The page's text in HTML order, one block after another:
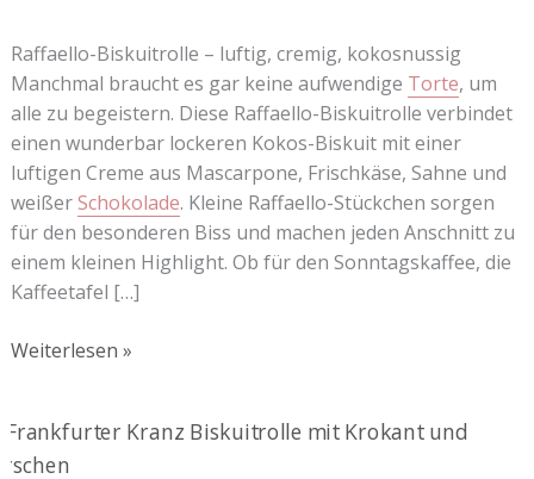
Raffaello-Biskuitrolle – luftig, cremig, kokosnussig
Manchmal braucht es gar keine aufwendige Torte, um
alle zu begeistern. Diese Raffaello-Biskuitrolle verbindet
einen wunderbar lockeren Kokos-Biskuit mit einer
luftigen Creme aus Mascarpone, Frischkäse, Sahne und
weißerSchokolade. Kleine Raffaello-Stückchen sorgen
für den besonderen Biss und machen jeden Anschnitt zu
einem kleinen Highlight. Ob für den Sonntagskaffee, die
Kaffeetafel […]
Weiterlesen »
Frankfurter
Kranz-